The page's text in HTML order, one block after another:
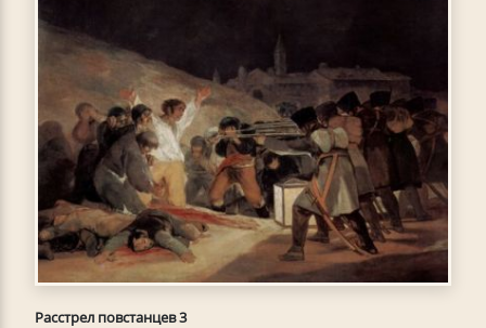
Расстрел повстанцев 3